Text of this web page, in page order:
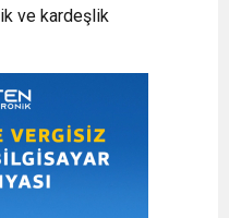
ve kardeşlik